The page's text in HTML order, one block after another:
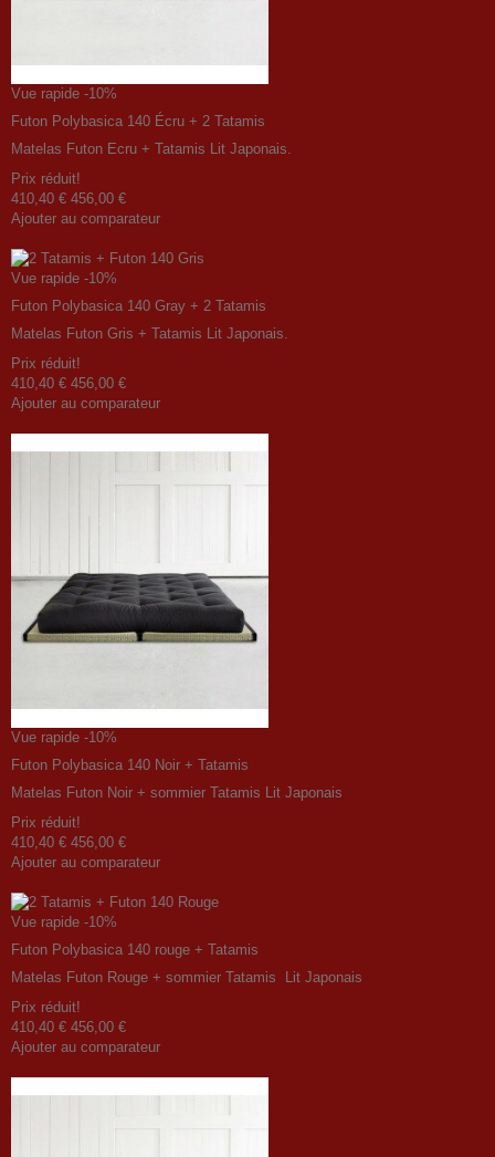
Vue rapide -10%
Futon Polybasica 140 Écru + 2 Tatamis
Matelas Futon Ecru + Tatamis Lit Japonais.
Prix ​​réduit!
410,40 € 456,00 €
Ajouter au comparateur
Vue rapide -10%
Futon Polybasica 140 Gray + 2 Tatamis
Matelas Futon Gris + Tatamis Lit Japonais.
Prix ​​réduit!
410,40 € 456,00 €
Ajouter au comparateur
Vue rapide -10%
Futon Polybasica 140 Noir + Tatamis
Matelas Futon Noir + sommier Tatamis Lit Japonais
Prix ​​réduit!
410,40 € 456,00 €
Ajouter au comparateur
Vue rapide -10%
Futon Polybasica 140 rouge + Tatamis
Matelas Futon Rouge + sommier Tatamis Lit Japonais
Prix ​​réduit!
410,40 € 456,00 €
Ajouter au comparateur